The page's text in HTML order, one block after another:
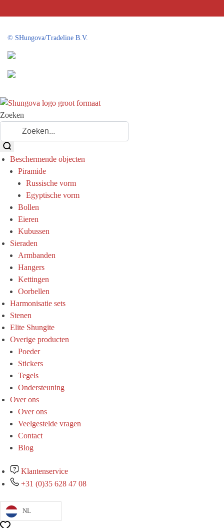
© SHungova/Tradeline B.V.
Zoeken
Beschermende objecten
Piramide
Russische vorm
Egyptische vorm
Bollen
Eieren
Kubussen
Sieraden
Armbanden
Hangers
Kettingen
Oorbellen
Harmonisatie sets
Stenen
Elite Shungite
Overige producten
Poeder
Stickers
Tegels
Ondersteuning
Over ons
Over ons
Veelgestelde vragen
Contact
Blog
Klantenservice
+31 (0)35 628 47 08
NL